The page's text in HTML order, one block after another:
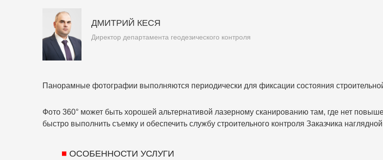
ДМИТРИЙ КЕСЯ
Директор департамента геодезического контроля
Панорамные фотографии выполняются периодически для фиксации состояния
Фото 360° может быть хорошей альтернативой лазерному сканированию там, где нет
быстро выполнить съемку и обеспечить службу строительного контроля Заказчика
ОСОБЕННОСТИ УСЛУГИ